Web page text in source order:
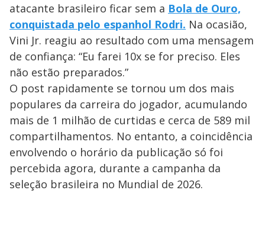
atacante brasileiro ficar sem a Bola de Ouro,
conquistada pelo espanhol Rodri. Na ocasião,
Vini Jr. reagiu ao resultado com uma mensagem
de confiança: “Eu farei 10x se for preciso. Eles
não estão preparados.”
O post rapidamente se tornou um dos mais
populares da carreira do jogador, acumulando
mais de 1 milhão de curtidas e cerca de 589 mil
compartilhamentos. No entanto, a coincidência
envolvendo o horário da publicação só foi
percebida agora, durante a campanha da
seleção brasileira no Mundial de 2026.